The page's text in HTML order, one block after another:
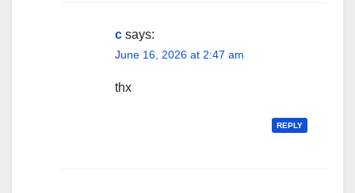
c says:
June 16, 2026 at 2:47 am
thx
REPLY